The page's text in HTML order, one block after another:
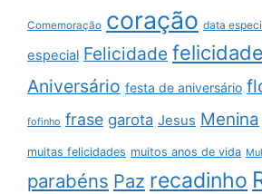
Comemoração coração data
especial Felicidade
Aniversário festa de aniversário
fofinho frase garota Jesus Menina
muitas felicidades muitos anos de vida
parabéns Paz recadinho